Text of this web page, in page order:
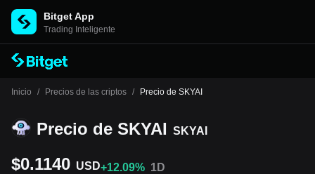
Bitget App
Trading Inteligente
Inicio / Precios de las criptos / Precio de SKYAI
Precio de SKYAI SKYAI
$0.1140 USD+12.09% 1D